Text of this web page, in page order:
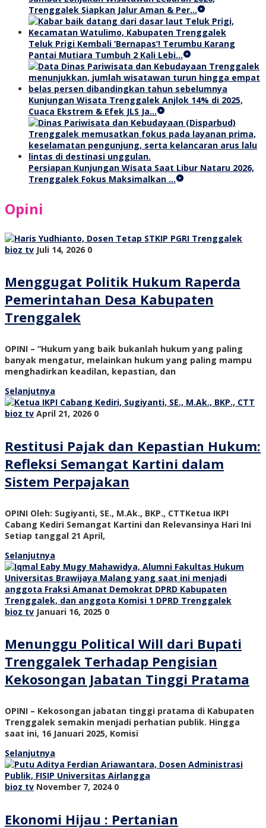
Trenggalek Siapkan Jalur Aman & Per…
Teluk Prigi Kembali ‘Bernapas’! Terumbu Karang
Pantai Mutiara Tumbuh 2 Kali Lebi…
Kunjungan Wisata Trenggalek Anjlok 14% di 2025,
Cuaca Ekstrem & Efek JLS Ja…
Persiapan Kunjungan Wisata Saat Libur Nataru 2026,
Trenggalek Fokus Maksimalkan …
Opini
bioz tv Juli 14, 2026 0
Menggugat Politik Hukum Raperda
Pemerintahan Desa Kabupaten
Trenggalek
OPINI – “Hukum yang baik bukanlah hukum yang paling
banyak mengatur, melainkan hukum yang paling mampu
menghadirkan keadilan, kepastian, dan
Selanjutnya
bioz tv April 21, 2026 0
Restitusi Pajak dan Kepastian Hukum:
Refleksi Semangat Kartini dalam
Sistem Perpajakan
OPINI Oleh: Sugiyanti, SE., M.Ak., BKP., CTTKetua IKPI
Cabang Kediri Semangat Kartini dan Relevansinya Hari Ini
Setiap tanggal 21 April,
Selanjutnya
bioz tv Januari 16, 2025 0
Menunggu Political Will dari Bupati
Trenggalek Terhadap Pengisian
Kekosongan Jabatan Tinggi Pratama
OPINI – Kekosongan jabatan tinggi pratama di Kabupaten
Trenggalek semakin menjadi perhatian publik. Hingga
saat ini, 16 Januari 2025, Komisi
Selanjutnya
bioz tv November 7, 2024 0
Ekonomi Hijau : Pertanian